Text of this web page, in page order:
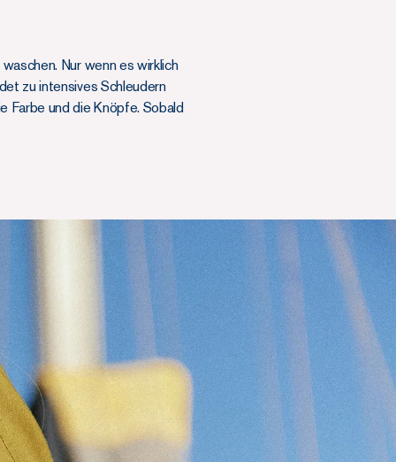
Nur wenn es wirklich
zu intensives Schleudern
Farbe und die Knöpfe. Sobald